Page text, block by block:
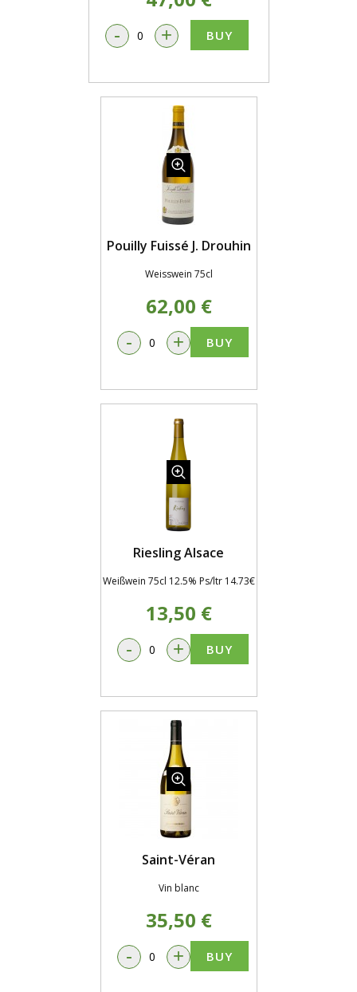
- + BUY
Pouilly Fuissé J. Drouhin
Weisswein 75cl
62,00 €
- + BUY
Riesling Alsace
Weißwein 75cl 12.5% Ps/ltr 14.73€
13,50 €
- + BUY
Saint-Véran
Vin blanc
35,50 €
- + BUY